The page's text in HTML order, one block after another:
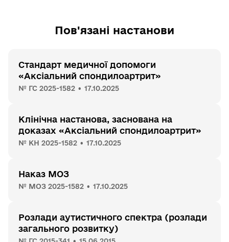
Пов'язані настанови
Стандарт медичної допомоги
«Аксіальний спондилоартрит»
№ ГС 2025-1582 • 17.10.2025
Клінічна настанова, заснована на
доказах «Аксіальний спондилоартрит»
№ КН 2025-1582 • 17.10.2025
Наказ МОЗ
№ МОЗ 2025-1582 • 17.10.2025
Розлади аутистичного спектра (розлади
загального розвитку)